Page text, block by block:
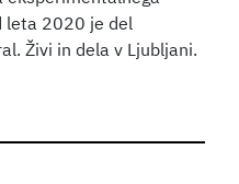
leta 2020 je del
Živi in dela v Ljubljani.